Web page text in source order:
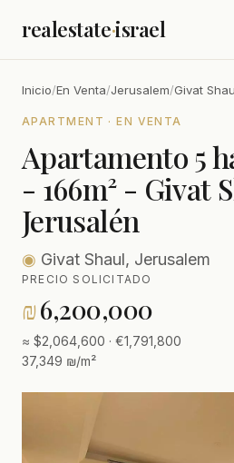
realestate·israel
Inicio/En Venta/Jerusalem/Givat
APARTMENT · EN VENTA
Apartamento 5
- 166m² - Givat
Jerusalén
◉ Givat Shaul, Jerusalem
PRECIO SOLICITADO
₪6,200,000
≈ $2,064,600 · €1,791,800
37,349 ₪/m²